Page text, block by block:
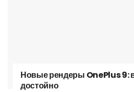
Новые рендеры OnePlus 9:
достойно